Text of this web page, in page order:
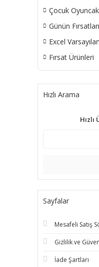
Çocuk
Günün Fırsatları
Excel
Fırsat Ürünleri
Hızlı Arama
Sayfalar
Mesafeli Satış
Gizlilik ve
İade Şartları